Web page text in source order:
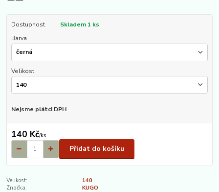
Dostupnost
Skladem 1 ks
Barva
Velikost
Nejsme plátci DPH
140 Kč/ks
Přidat do košíku
Velikost:
140
Značka:
KUGO